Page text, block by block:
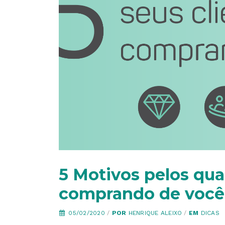
5 Motivos pelos
comprando de
05/02/2020/ POR HENRIQUE ALEIXO / EM DICAS